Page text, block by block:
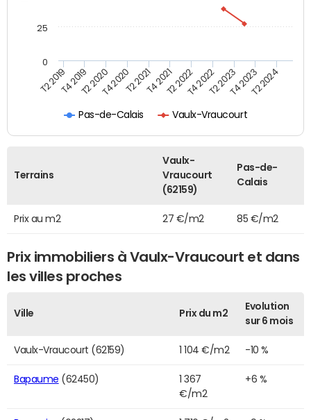
Pas-de-Calais Vaulx-Vraucourt
T2 2019T4 2019T2 2020T4 2020T2 2021T4 2021T2 2022T4 2022T2 2023T4 2023T2 2024
0
25
Terrains
Vaulx-
Vraucourt
(62159)
Pas-de-
Calais
Prix au m2 27 €/m2 85 €/m2
Prix immobiliers à Vaulx-Vraucourt et dans
les villes proches
Ville Prix du m2
Evolution
sur 6 mois
Vaulx-Vraucourt (62159) 1 104 €/m2 -10 %
Bapaume (62450)
1 367
€/m2
+6 %